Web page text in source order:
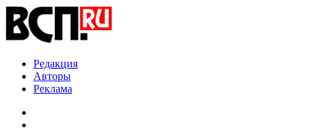
Редакция
Авторы
Реклама